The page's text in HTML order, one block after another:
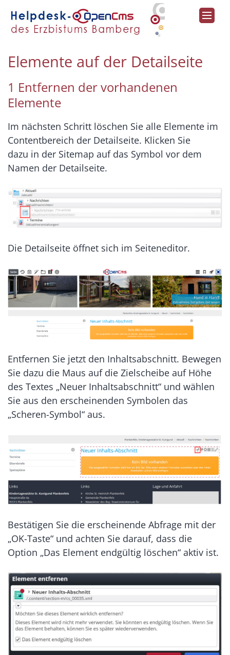
Zum Inhalt springen
Elemente auf der Detailseite
1 Entfernen der vorhandenen
Elemente
Im nächsten Schritt löschen Sie alle Elemente im
Contentbereich der Detailseite. Klicken Sie
dazu in der Sitemap auf das Symbol vor dem
Namen der Detailseite.
Die Detailseite öffnet sich im Seiteneditor.
Entfernen Sie jetzt den Inhaltsabschnitt. Bewegen
Sie dazu die Maus auf die Zielscheibe auf Höhe
des Textes „Neuer Inhaltsabschnitt“ und wählen
Sie aus den erscheinenden Symbolen das
„Scheren-Symbol“ aus.
Bestätigen Sie die erscheinende Abfrage mit der
„OK-Taste“ und achten Sie darauf, dass die
Option „Das Element endgültig löschen“ aktiv ist.